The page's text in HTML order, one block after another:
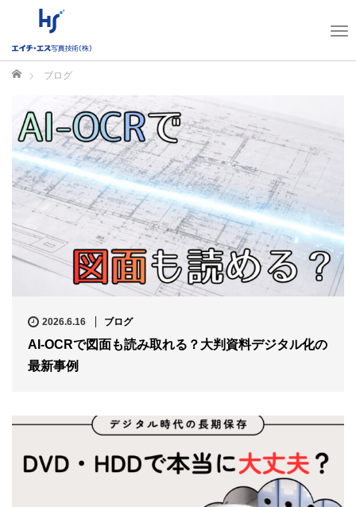
T
n
a
t
i
o
n
ホーム ブログ
2026.6.16 ブログ
AI-OCRで図面も読み取れる？大判資料デジタル化の
最新事例